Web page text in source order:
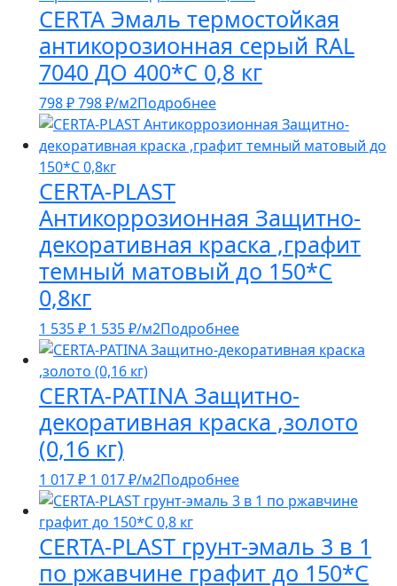
CERTA Эмаль термостойкая
антикорозионная серый RAL
7040 ДО 400*С 0,8 кг
798₽798₽/м2Подробнее
CERTA-PLAST
Антикоррозионная Защитно-
декоративная краска ,графит
темный матовый до 150*С
0,8кг
1 535₽ 1 535₽/м2Подробнее
CERTA-PATINA Защитно-
декоративная краска ,золото
(0,16 кг)
1 017₽ 1 017₽/м2Подробнее
CERTA-PLAST грунт-эмаль 3 в 1
по ржавчине графит до 150*С